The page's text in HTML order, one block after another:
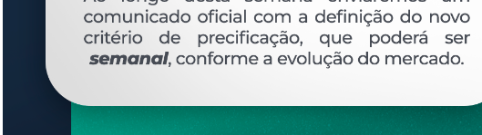
Etiquetas: 476- PESO LINEAR - KG/M XÁ-01